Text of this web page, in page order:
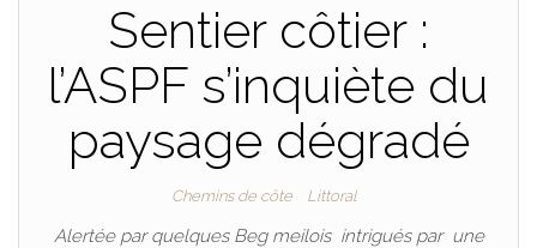
Sentier côtier :
l’ASPF s’inquiète du
paysage dégradé
Chemins de côte Littoral
Alertée par quelques Beg meilois intrigués par une